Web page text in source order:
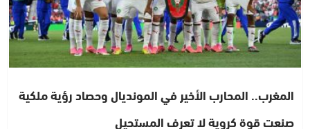
المغرب.. المحارب الأخير في المونديال وحصاد رؤية ملكية
صنعت قوة كروية لا تعرف المستحيل